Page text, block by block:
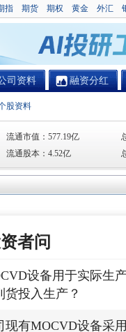
指 期货 期权 黄金 外汇
司资料 融资分红
股资料
流通市值： 577.19亿
流通股本： 4.52亿
者问
设备用于实际生
投入生产？
有MOCVD设备采